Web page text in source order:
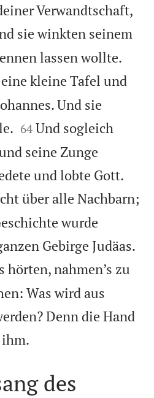
Verwandtschaft,
sie winkten seinem
lassen wollte.
kleine Tafel und
Und sie


64 Und sogleich
seine Zunge
und lobte Gott.
über alle Nachbarn;
wurde
Gebirge Judäas.
hörten, nahmen’s zu
Was wird aus
Denn die Hand
des